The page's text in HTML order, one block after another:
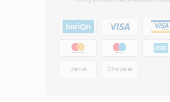
Utánvét Előre utalás